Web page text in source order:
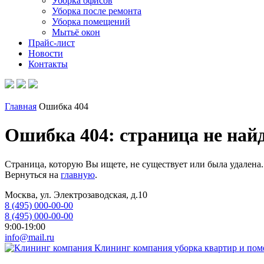
Уборка после ремонта
Уборка помещений
Мытьё окон
Прайс-лист
Новости
Контакты
Главная Ошибка 404
Ошибка 404: страница не
Страница, которую Вы ищете, не существует или была удалена.
Вернуться на главную.
Москва, ул. Электрозаводская, д.10
8 (495) 000-00-00
8 (495) 000-00-00
9:00-19:00
info@mail.ru
Клининг компания уборка квартир и